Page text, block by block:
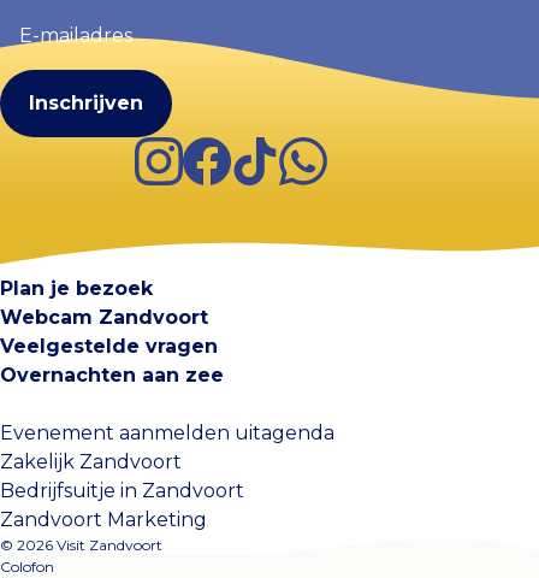
mailadres
(Vereist)
InstagramFacebook
TikTokWhatsApp
Plan je bezoek
Webcam Zandvoort
Veelgestelde vragen
Overnachten aan zee
Evenement aanmelden uitagenda
Zakelijk Zandvoort
Bedrijfsuitje in Zandvoort
Zandvoort Marketing
© 2026 Visit Zandvoort
Colofon